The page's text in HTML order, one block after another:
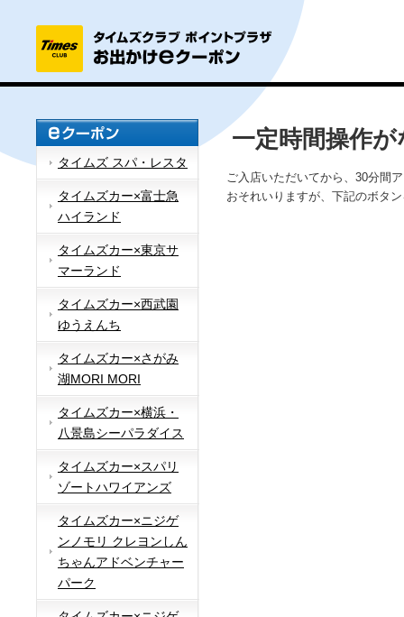
タイムズ スパ・レスタ
タイムズカー×富士急
ハイランド
タイムズカー×東京サ
マーランド
タイムズカー×西武園
ゆうえんち
タイムズカー×さがみ
湖MORI MORI
タイムズカー×横浜・
八景島シーパラダイス
タイムズカー×スパリ
ゾートハワイアンズ
タイムズカー×ニジゲ
ンノモリ クレヨンしん
ちゃんアドベンチャー
パーク
一定時間操作
ご入店いただいてから、30分間
おそれいりますが、下記のボタ